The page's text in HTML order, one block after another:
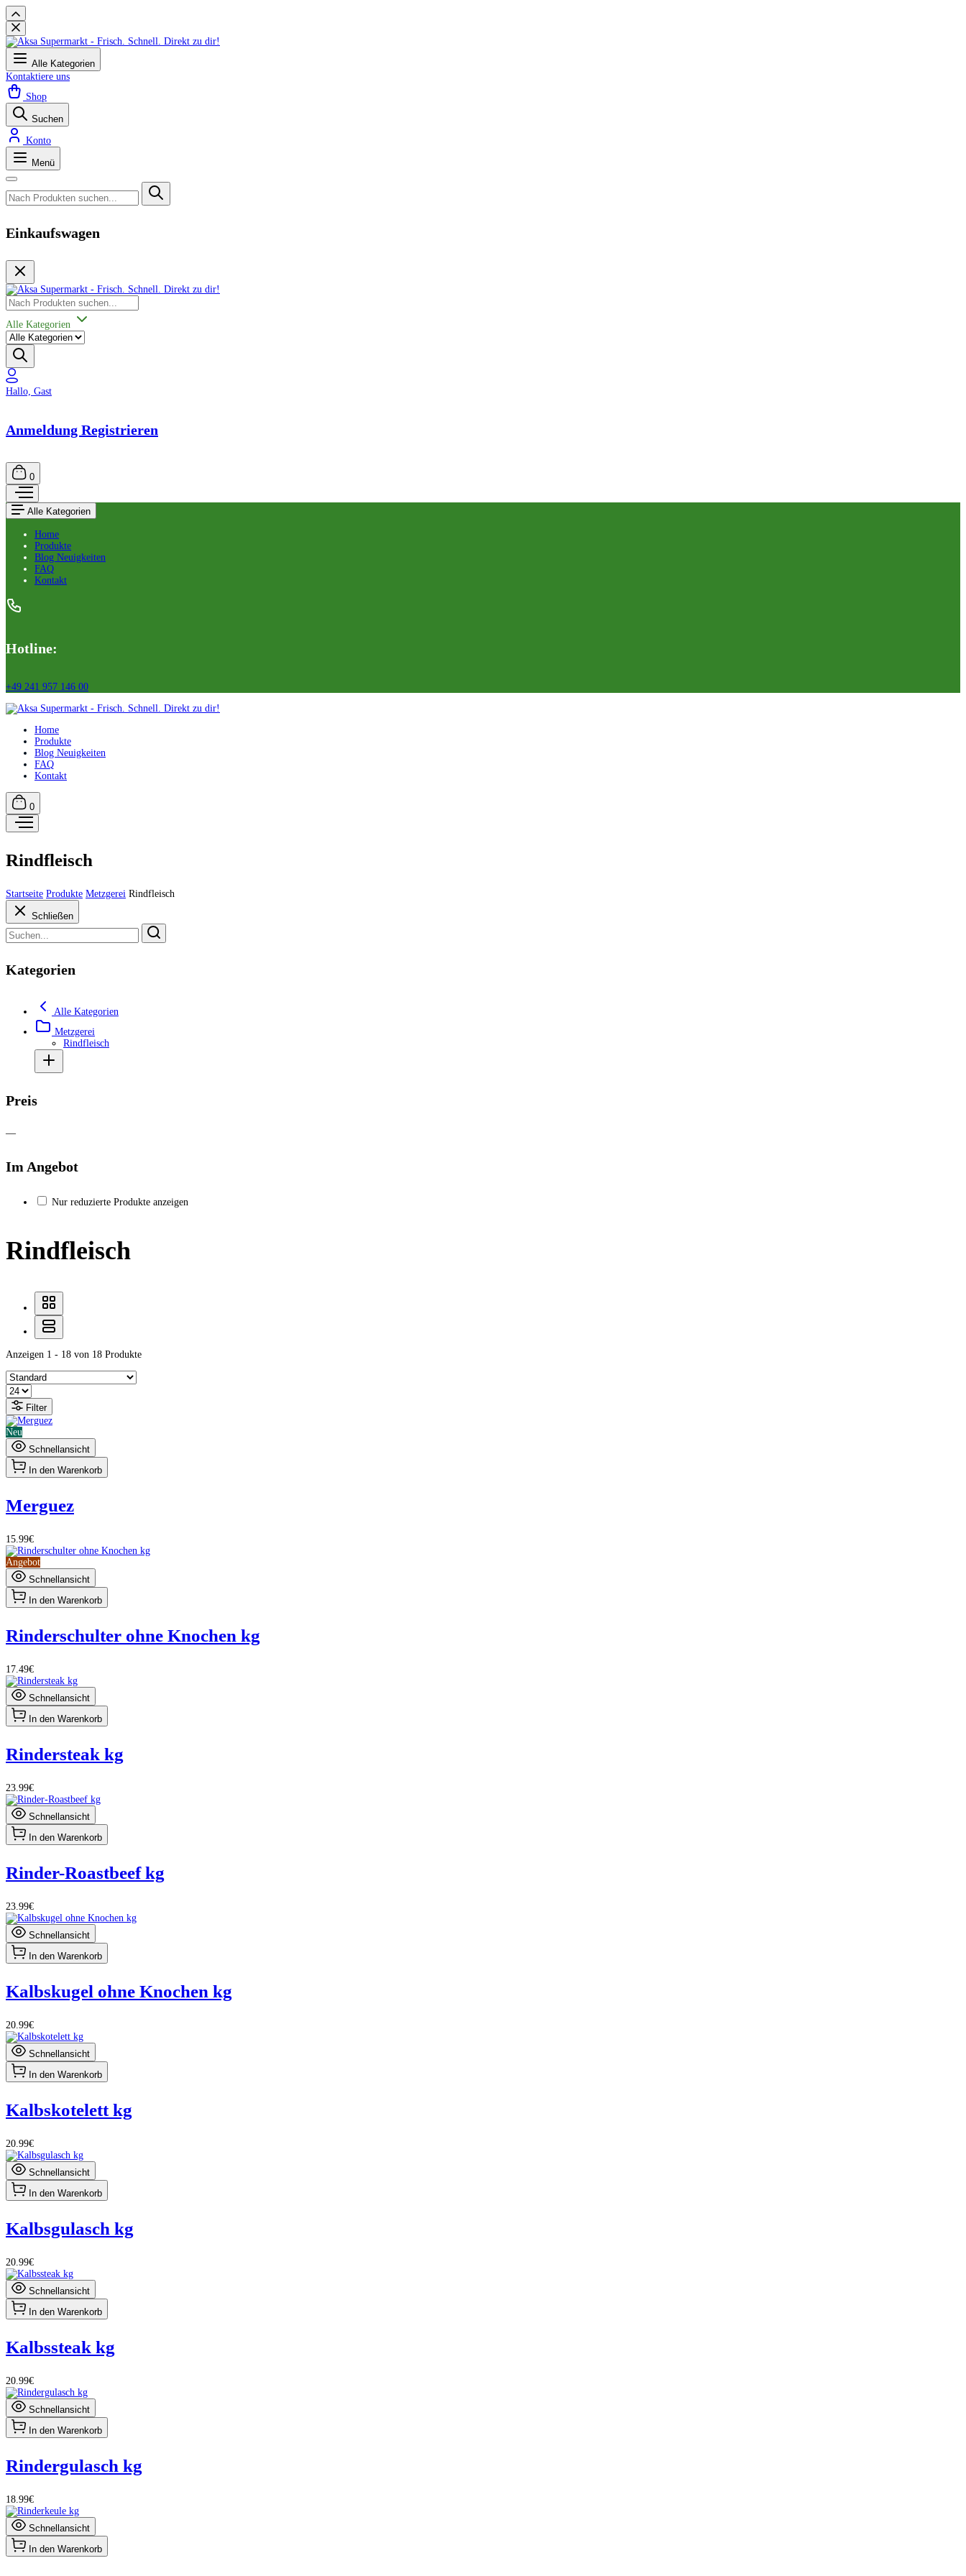
Alle Kategorien
Kontaktiere uns
Shop
Suchen
Konto
Menü
Einkaufswagen
Alle Kategorien
Hallo, Gast
Anmeldung Registrieren
0
Alle Kategorien
Home
Produkte
Blog Neuigkeiten
FAQ
Kontakt
Hotline:
+49 241 957 146 00
Home
Produkte
Blog Neuigkeiten
FAQ
Kontakt
0
Rindfleisch
Startseite Produkte Metzgerei Rindfleisch
Schließen
Kategorien
Alle Kategorien
Metzgerei
Rindfleisch
Preis
—
Im Angebot
Nur reduzierte Produkte anzeigen
Rindfleisch
Anzeigen 1 - 18 von 18 Produkte
Filter
Neu
Schnellansicht
In den Warenkorb
Merguez
15.99€
Angebot
Schnellansicht
In den Warenkorb
Rinderschulter ohne Knochen kg
17.49€
Schnellansicht
In den Warenkorb
Rindersteak kg
23.99€
Schnellansicht
In den Warenkorb
Rinder-Roastbeef kg
23.99€
Schnellansicht
In den Warenkorb
Kalbskugel ohne Knochen kg
20.99€
Schnellansicht
In den Warenkorb
Kalbskotelett kg
20.99€
Schnellansicht
In den Warenkorb
Kalbsgulasch kg
20.99€
Schnellansicht
In den Warenkorb
Kalbssteak kg
20.99€
Schnellansicht
In den Warenkorb
Rindergulasch kg
18.99€
Schnellansicht
In den Warenkorb